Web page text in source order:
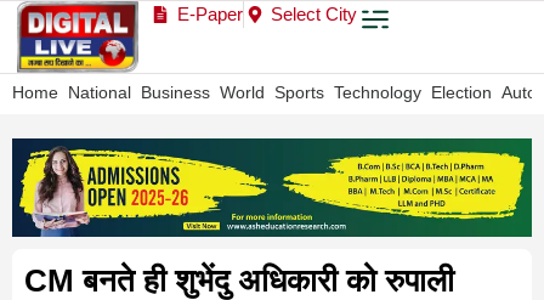
E-Paper Select City
Home National Business World Sports Technology Election Auto
CM बनते ही शुभेंदु अधिकारी को रुपाली